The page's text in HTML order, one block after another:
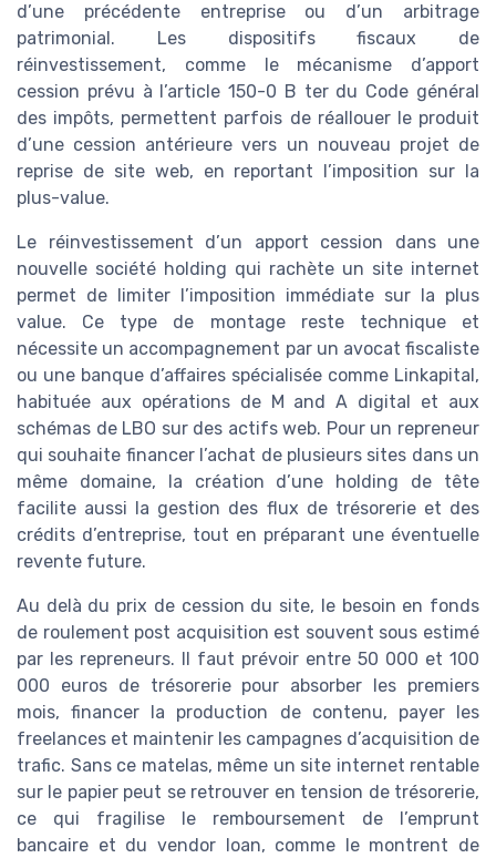
d’une précédente entreprise ou d’un arbitrage
patrimonial. Les dispositifs fiscaux de
réinvestissement, comme le mécanisme d’apport
cession prévu à l’article 150-0 B ter du Code général
des impôts, permettent parfois de réallouer le produit
d’une cession antérieure vers un nouveau projet de
reprise de site web, en reportant l’imposition sur la
plus-value.
Le réinvestissement d’un apport cession dans une
nouvelle société holding qui rachète un site internet
permet de limiter l’imposition immédiate sur la plus
value. Ce type de montage reste technique et
nécessite un accompagnement par un avocat fiscaliste
ou une banque d’affaires spécialisée comme Linkapital,
habituée aux opérations de M and A digital et aux
schémas de LBO sur des actifs web. Pour un repreneur
qui souhaite financer l’achat de plusieurs sites dans un
même domaine, la création d’une holding de tête
facilite aussi la gestion des flux de trésorerie et des
crédits d’entreprise, tout en préparant une éventuelle
revente future.
Au delà du prix de cession du site, le besoin en fonds
de roulement post acquisition est souvent sous estimé
par les repreneurs. Il faut prévoir entre 50 000 et 100
000 euros de trésorerie pour absorber les premiers
mois, financer la production de contenu, payer les
freelances et maintenir les campagnes d’acquisition de
trafic. Sans ce matelas, même un site internet rentable
sur le papier peut se retrouver en tension de trésorerie,
ce qui fragilise le remboursement de l’emprunt
bancaire et du vendor loan, comme le montrent de